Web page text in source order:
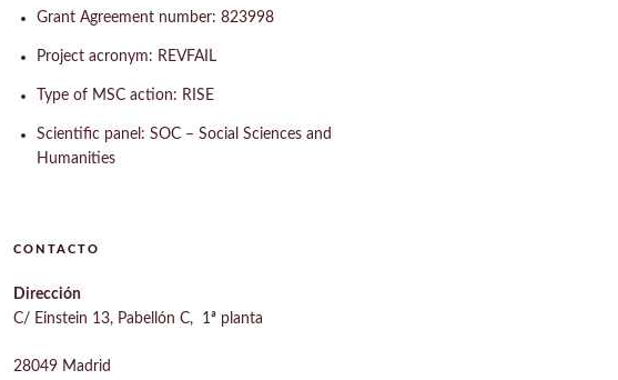
Grant Agreement number: 823998
Project acronym: REVFAIL
Type of MSC action: RISE
Scientific panel: SOC – Social Sciences and
Humanities
CONTACTO
Dirección
C/ Einstein 13, Pabellón C, 1ª planta
28049 Madrid